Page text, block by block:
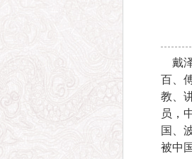
戴
百、
教、
员，
国、
被中